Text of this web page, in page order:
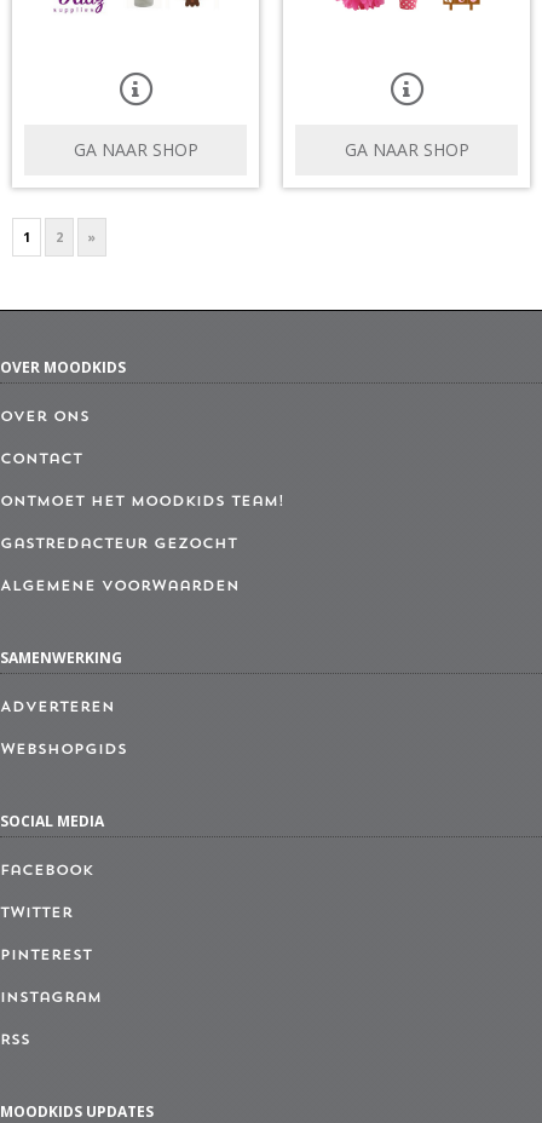
GA NAAR SHOP GA NAAR SHOP
1 2 »
OVER MOODKIDS
Over ons
Contact
Ontmoet het MoodKids Team!
Gastredacteur gezocht
Algemene Voorwaarden
SAMENWERKING
Adverteren
Webshopgids
SOCIAL MEDIA
Facebook
Twitter
Pinterest
Instagram
RSS
MOODKIDS UPDATES